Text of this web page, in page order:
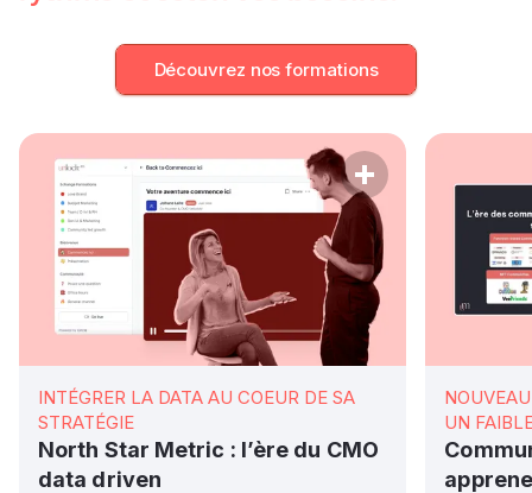
du peer-to-peer learning. Chaque membre pourra
expertise sur chaque thématique de formation.
Découvrez nos formations
INTÉGRER LA DATA AU COEUR DE SA
STRATÉGIE
North Star Metric : l’ère du CMO
data driven
UN